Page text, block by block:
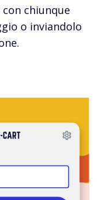
chiunque
o inviandolo